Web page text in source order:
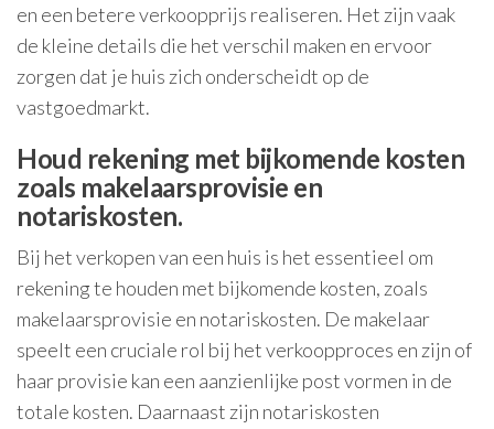
en een betere verkoopprijs realiseren. Het zijn vaak
de kleine details die het verschil maken en ervoor
zorgen dat je huis zich onderscheidt op de
vastgoedmarkt.
Houd rekening met bijkomende kosten
zoals makelaarsprovisie en
notariskosten.
Bij het verkopen van een huis is het essentieel om
rekening te houden met bijkomende kosten, zoals
makelaarsprovisie en notariskosten. De makelaar
speelt een cruciale rol bij het verkoopproces en zijn of
haar provisie kan een aanzienlijke post vormen in de
totale kosten. Daarnaast zijn notariskosten